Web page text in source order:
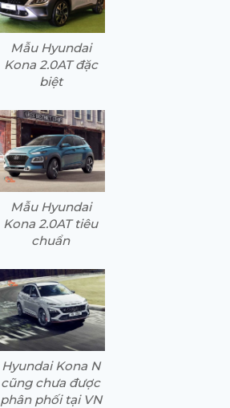
Mẫu Hyundai
Kona 2.0AT đặc
biệt
Mẫu Hyundai
Kona 2.0AT tiêu
chuẩn
Hyundai Kona N
cũng chưa được
phân phối tại VN